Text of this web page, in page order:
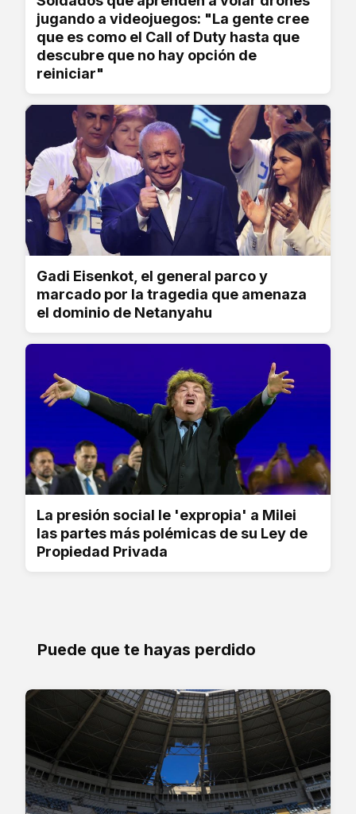
jugando a videojuegos: "La gente cree
que es como el Call of Duty hasta que
descubre que no hay opción de
reiniciar"
Gadi Eisenkot, el general parco y
marcado por la tragedia que amenaza
el dominio de Netanyahu
La presión social le 'expropia' a Milei
las partes más polémicas de su Ley de
Propiedad Privada
Puede que te hayas perdido